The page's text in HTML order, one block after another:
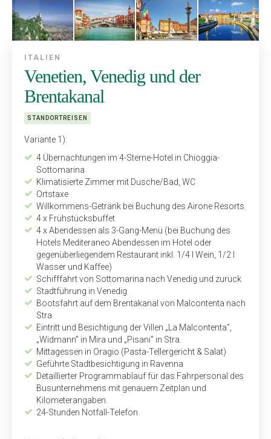
ITALIEN
Venetien, Venedig und der
Brentakanal
STANDORTREISEN
Variante 1):
4 Übernachtungen im 4-Sterne-Hotel in Chioggia-
Sottomarina
Klimatisierte Zimmer mit Dusche/Bad, WC
Ortstaxe
Willkommens-Getränk bei Buchung des Airone Resorts
4 x Frühstücksbuffet
4 x Abendessen als 3-Gang-Menü (bei Buchung des
Hotels Mediteraneo Abendessen im Hotel oder
gegenüberliegendem Restaurant inkl. 1/4 l Wein, 1/2 l
Wasser und Kaffee)
Schifffahrt von Sottomarina nach Venedig und zurück
Stadtführung in Venedig
Bootsfahrt auf dem Brentakanal von Malcontenta nach
Stra
Eintritt und Besichtigung der Villen „La Malcontenta”,
„Widmann” in Mira und „Pisani” in Stra.
Mittagessen in Oragio (Pasta-Tellergericht & Salat)
Geführte Stadtbesichtigung in Ravenna
Detaillierter Programmablauf für das Fahrpersonal des
Bus­unternehmens mit genauem Zeitplan und
Kilometerangaben.
24-Stunden Notfall-Telefon